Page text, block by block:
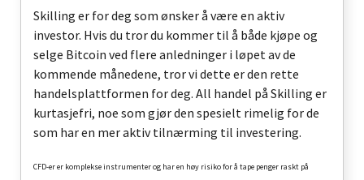
Skilling er for deg som ønsker å være en aktiv
investor. Hvis du tror du kommer til å både kjøpe og
selge Bitcoin ved flere anledninger i løpet av de
kommende månedene, tror vi dette er den rette
handelsplattformen for deg. All handel på Skilling er
kurtasjefri, noe som gjør den spesielt rimelig for de
som har en mer aktiv tilnærming til investering.
CFD-er er komplekse instrumenter og har en høy risiko for å tape penger raskt på